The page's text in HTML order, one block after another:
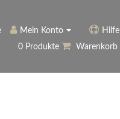
Mein Konto
Anmelden
Hilfe
0 Produkte
Warenkorb